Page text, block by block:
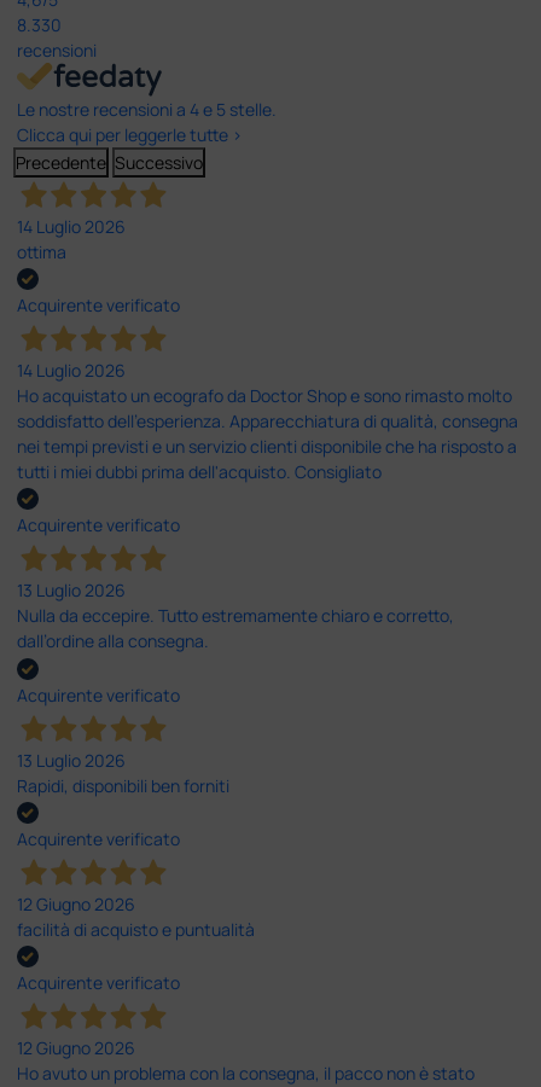
8.330
recensioni
Le nostre recensioni a 4 e 5 stelle.
Clicca qui per leggerle tutte >
Precedente Successivo
14 Luglio 2026
ottima
Acquirente verificato
14 Luglio 2026
Ho acquistato un ecografo da Doctor Shop e sono rimasto molto
soddisfatto dell'esperienza. Apparecchiatura di qualità, consegna
nei tempi previsti e un servizio clienti disponibile che ha risposto a
tutti i miei dubbi prima dell'acquisto. Consigliato
Acquirente verificato
13 Luglio 2026
Nulla da eccepire. Tutto estremamente chiaro e corretto,
dall’ordine alla consegna.
Acquirente verificato
13 Luglio 2026
Rapidi, disponibili ben forniti
Acquirente verificato
12 Giugno 2026
facilità di acquisto e puntualità
Acquirente verificato
12 Giugno 2026
Ho avuto un problema con la consegna, il pacco non è stato